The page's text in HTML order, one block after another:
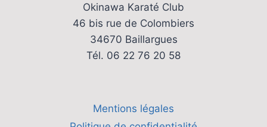
Okinawa Karaté Club
46 bis rue de Colombiers
34670 Baillargues
Tél. 06 22 76 20 58
Mentions légales